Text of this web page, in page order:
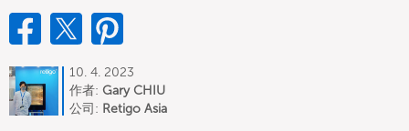
10. 4. 2023
作者: Gary CHIU
公司: Retigo Asia